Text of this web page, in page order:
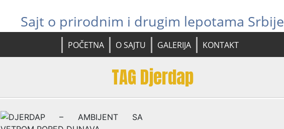
Sajt o prirodnim i drugim lepotama Srbije
POČETNA O SAJTU GALERIJA KONTAKT
TAG Djerdap